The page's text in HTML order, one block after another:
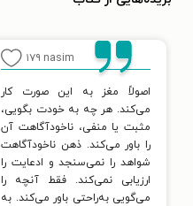
nasim ۱۷۹
اصولاً مغز به این صورت کار
می‌کند. هر چه به خودت بگویی،
مثبت یا منفی، ناخودآگاهت آن
را باور می‌کند. ذهن ناخودآگاهت
شواهد را نمی‌سنجد و ادعایت را
ارزیابی نمی‌کند. فقط آنچه را
می‌گویی به‌راحتی باور می‌کند. به